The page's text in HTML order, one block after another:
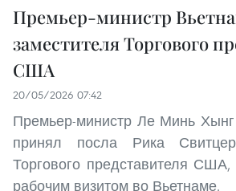
Премьер-министр
заместителя Торгового
США
20/05/2026 07:42
Премьер-министр Ле Минь
принял посла Рика
Торгового представителя
рабочим визитом во Вьетнаме.